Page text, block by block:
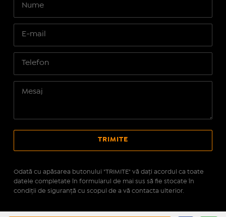
Odată cu apăsarea butonului "TRIMITE" vă daţi acordul ca toate
datele completate în formularul de mai sus să fie stocate în
condiţii de siguranţă cu scopul de a vă contacta ulterior.